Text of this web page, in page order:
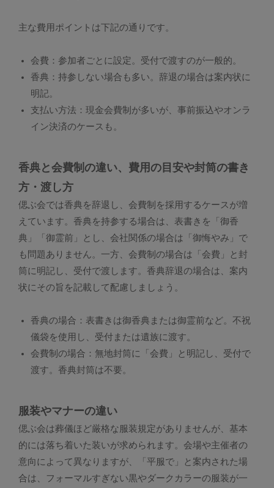
主な費用ポイントは下記の通りです。
会費：参加者ごとに設定。受付で渡すのが一般的。
香典：持参しない場合も多い。辞退の場合は案内状に
明記。
支払い方法：現金会費制が多いが、事前振込やオンラ
イン決済のケースも。
香典と会費制の違い、費用の目安や封筒の書き
方・渡し方
偲ぶ会では香典を辞退し、会費制を採用するケースが増
えています。香典を持参する場合は、表書きを「御香
典」「御霊前」とし、会社関係の場合は「御悔やみ」で
も問題ありません。一方、会費制の場合は「会費」と封
筒に明記し、受付で渡します。香典辞退の場合は、案内
状にその旨を記載して配慮しましょう。
香典の場合：表書きは御香典または御霊前など。不祝
儀袋を使用し、受付または遺族に渡す。
会費制の場合：無地封筒に「会費」と明記し、受付で
渡す。香典封筒は不要。
服装やマナーの違い
偲ぶ会は葬儀ほど厳格な服装規定がありませんが、基本
的には落ち着いた装いが求められます。会場や主催者の
意向によって異なりますが、「平服で」と案内された場
合は、フォーマルすぎない黒やダークカラーの服装が一